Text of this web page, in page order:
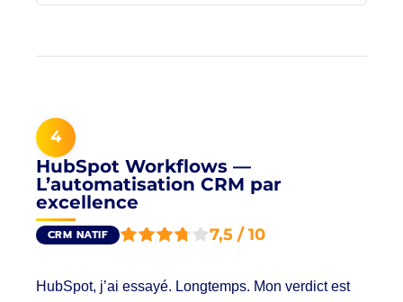
4
HubSpot Workflows —
L’automatisation CRM par
excellence
CRM NATIF 7,5 / 10
HubSpot, j’ai essayé. Longtemps. Mon verdict est